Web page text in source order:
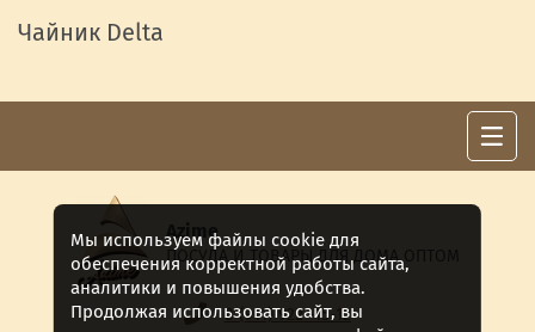
Чайник Delta
Azime
ПОСУДА И ТОВАРЫ ДЛЯ ДОМА ОПТОМ
8 (911) 922 -15-12
Мы используем файлы cookie для
обеспечения корректной работы сайта,
аналитики и повышения удобства.
Продолжая использовать сайт, вы